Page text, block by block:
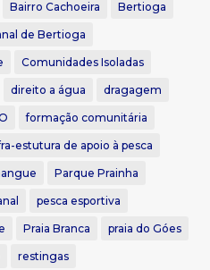
Bairro Cachoeira Bertioga
de Bertioga
Comunidades Isoladas
direito a água dragagem
formação comunitária
estutura de apoio à pesca
Parque Prainha
pesca esportiva
Praia Branca praia do Góes
restingas